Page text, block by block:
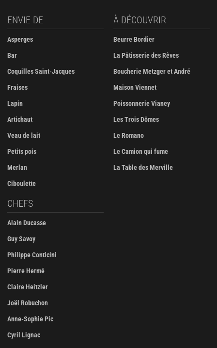
ENVIE DE
Asperges
Bar
Coquilles Saint-Jacques
Fraises
Lapin
Artichaut
Veau de lait
Petits pois
Merlan
Ciboulette
À DÉCOUVRIR
Beurre Bordier
La Pâtisserie des Rêves
Boucherie Metzger et André
Maison Viennet
Poissonnerie Vianey
Les Trois Dômes
Le Romano
Le Camion qui fume
La Table des Merville
CHEFS
Alain Ducasse
Guy Savoy
Philippe Conticini
Pierre Hermé
Claire Heitzler
Joël Robuchon
Anne-Sophie Pic
Cyril Lignac